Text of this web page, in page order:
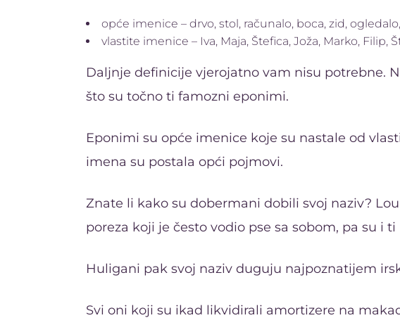
opće imenice – drvo, stol, računalo, boca, zid,
vlastite imenice – Iva, Maja, Štefica, Joža, Marko, Filip,
Daljnje definicije vjerojatno vam nisu potrebne.
što su točno ti famozni eponimi.
Eponimi su opće imenice koje su nastale od
imena su postala opći pojmovi.
Znate li kako su dobermani dobili svoj naziv?
poreza koji je često vodio pse sa sobom, pa su i
Huligani pak svoj naziv duguju najpoznatijem
Svi oni koji su ikad likvidirali amortizere na